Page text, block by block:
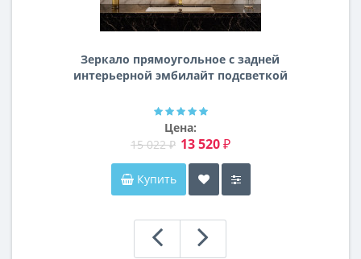
Зеркало прямоугольное с задней
интерьерной эмбилайт подсветкой
Цена:
15 022 ₽ 13 520 ₽
Купить